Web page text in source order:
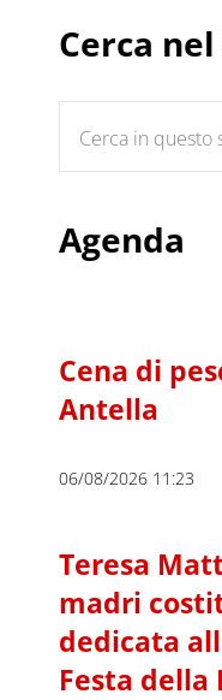
Cerca
Agenda
Cena di
Antella
06/08/2026 11:23
Teresa
madri
dedicata
Festa della